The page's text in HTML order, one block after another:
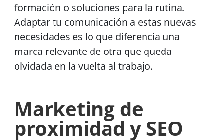
formación o soluciones para la rutina.
Adaptar tu comunicación a estas nuevas
necesidades es lo que diferencia una
marca relevante de otra que queda
olvidada en la vuelta al trabajo.
Marketing de
proximidad y SEO